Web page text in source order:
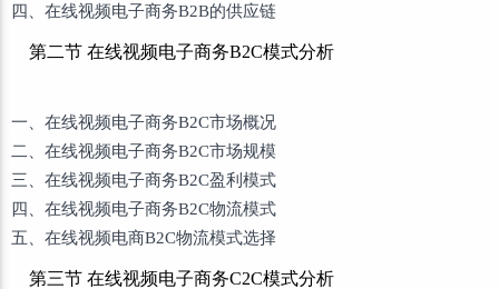
四、在线视频电子商务B2B的供应链
第二节 在线视频电子商务B2C模式分析
一、在线视频电子商务B2C市场概况
二、在线视频电子商务B2C市场规模
三、在线视频电子商务B2C盈利模式
四、在线视频电子商务B2C物流模式
五、在线视频电商B2C物流模式选择
第三节 在线视频电子商务C2C模式分析